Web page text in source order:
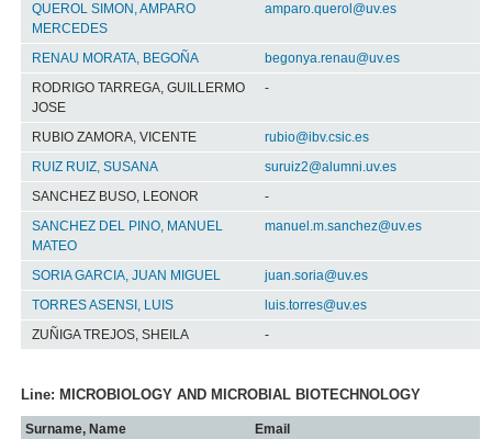
QUEROL SIMON, AMPARO
MERCEDES
amparo.querol@uv.es
RENAU MORATA, BEGOÑA
begonya.renau@uv.es
RODRIGO TARREGA, GUILLERMO
JOSE
-
RUBIO ZAMORA, VICENTE
rubio@ibv.csic.es
RUIZ RUIZ, SUSANA
suruiz2@alumni.uv.es
SANCHEZ BUSO, LEONOR
-
SANCHEZ DEL PINO, MANUEL
MATEO
manuel.m.sanchez@uv.es
SORIA GARCIA, JUAN MIGUEL
juan.soria@uv.es
TORRES ASENSI, LUIS
luis.torres@uv.es
ZUÑIGA TREJOS, SHEILA
-
Line: MICROBIOLOGY AND MICROBIAL BIOTECHNOLOGY
Surname, Name
Email